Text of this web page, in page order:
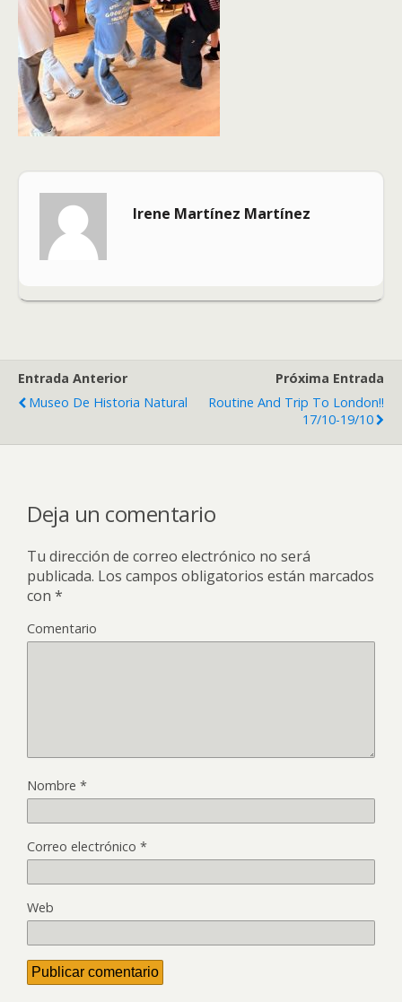
Irene Martínez Martínez
Entrada Anterior
Museo De Historia Natural
Próxima Entrada
Routine And Trip To London!!
17/10-19/10
Deja un comentario
Tu dirección de correo electrónico no será
publicada. Los campos obligatorios están marcados
con *
Comentario
Nombre *
Correo electrónico *
Web